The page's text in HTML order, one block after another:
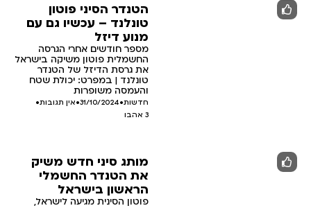
הטנדר הסיני פוטון
טונלנד – עכשיו גם עם
מנוע דיזל
מספר חודשים אחרי הגרסה
החשמלית פוטון משיקה בישראל
את גרסת הדיזל של הטנדר
טונלנד | במפרט: יכולת שטח
והעמסה משופרות
חדשות•
31/10/2024
•אין תגובות•
3 אהבו
מותג סיני חדש משיק
את הטנדר החשמלי
הראשון בישראל
פוטון הסינית מגיעה לישראל,